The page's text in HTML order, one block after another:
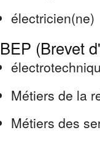
électricien(ne)
BEP (Brevet
Métiers de la
Métiers des